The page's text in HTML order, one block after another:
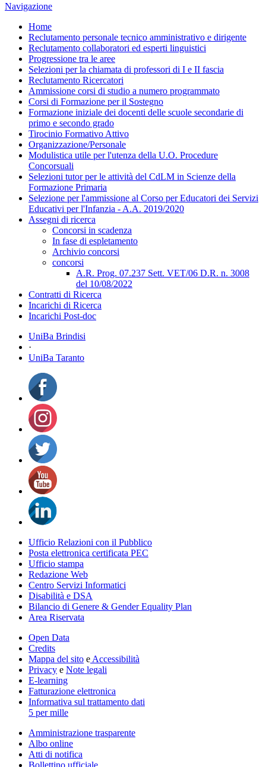
Navigazione
Home
Reclutamento personale tecnico amministrativo e dirigente
Reclutamento collaboratori ed esperti linguistici
Progressione tra le aree
Selezioni per la chiamata di professori di I e II fascia
Reclutamento Ricercatori
Ammissione corsi di studio a numero programmato
Corsi di Formazione per il Sostegno
Formazione iniziale dei docenti delle scuole secondarie di
primo e secondo grado
Tirocinio Formativo Attivo
Organizzazione/Personale
Modulistica utile per l'utenza della U.O. Procedure
Concorsuali
Selezioni tutor per le attività del CdLM in Scienze della
Formazione Primaria
Selezione per l'ammissione al Corso per Educatori dei Servizi
Educativi per l'Infanzia - A.A. 2019/2020
Assegni di ricerca
Concorsi in scadenza
In fase di espletamento
Archivio concorsi
concorsi
A.R. Prog. 07.237 Sett. VET/06 D.R. n. 3008
del 10/08/2022
Contratti di Ricerca
Incarichi di Ricerca
Incarichi Post-doc
UniBa Brindisi
·
UniBa Taranto
Ufficio Relazioni con il Pubblico
Posta elettronica certificata PEC
Ufficio stampa
Redazione Web
Centro Servizi Informatici
Disabilità e DSA
Bilancio di Genere & Gender Equality Plan
Area Riservata
Open Data
Credits
Mappa del sito e Accessibilità
Privacy e Note legali
E-learning
Fatturazione elettronica
Informativa sul trattamento dati
5 per mille
Amministrazione trasparente
Albo online
Atti di notifica
Bollettino ufficiale